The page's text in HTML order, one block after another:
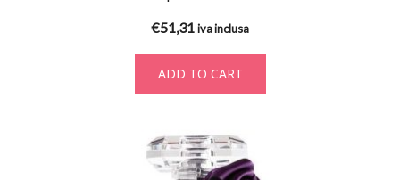
€51,31iva inclusa
ADD TO CART